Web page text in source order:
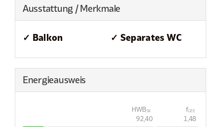
Ausstattung / Merkmale
✓ Balkon ✓ Separates WC
Energieausweis
HWBSK
92,40 1,48
fGEE